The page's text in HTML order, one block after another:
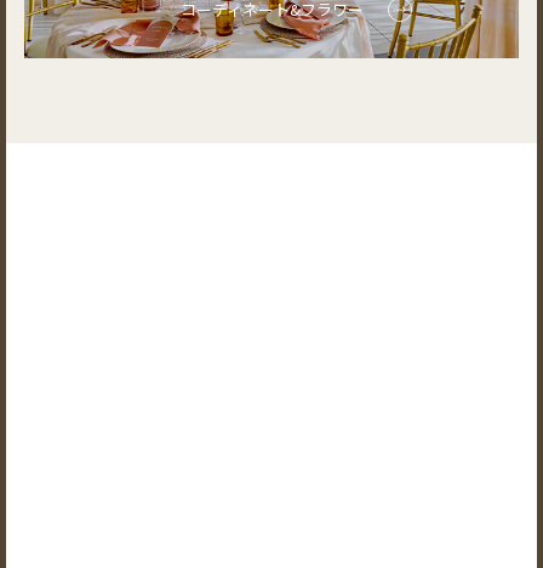
コーディネート&フラワー